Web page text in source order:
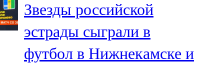
Чирмешән
107,7 FM
Чистай
Звезды российской
эстрады сыграли в
футбол в Нижнекамске и